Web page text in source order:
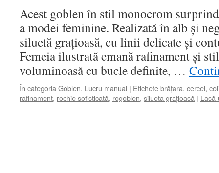
Acest goblen în stil monocrom
a modei feminine. Realizată în alb și
siluetă grațioasă, cu linii delicate și
Femeia ilustrată emană rafinament și
voluminoasă cu bucle definite, …
În categoria Goblen, Lucru manual | Etichetebrățara, cercei,
rafinament, rochie sofisticată, rogoblen, silueta grațioasă | Lasă